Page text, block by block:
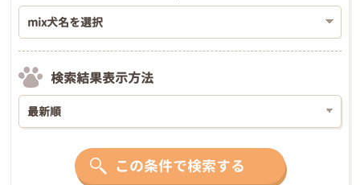
検索結果表示方法
この条件で検索する